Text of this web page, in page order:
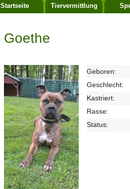
Startseite Tiervermittlung
Goethe
Geboren:
Geschlecht:
Kastriert:
Rasse:
Status: